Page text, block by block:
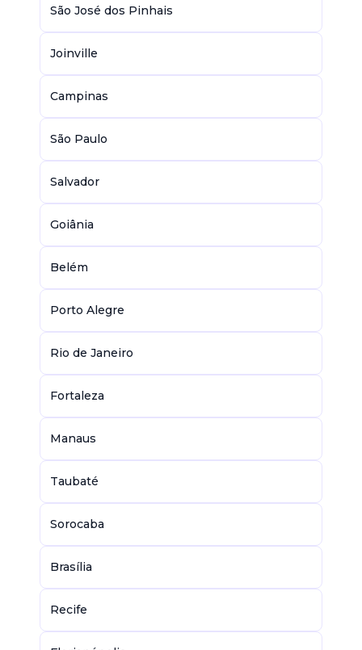
São José dos Pinhais
Joinville
Campinas
São Paulo
Salvador
Goiânia
Belém
Porto Alegre
Rio de Janeiro
Fortaleza
Manaus
Taubaté
Sorocaba
Brasília
Recife